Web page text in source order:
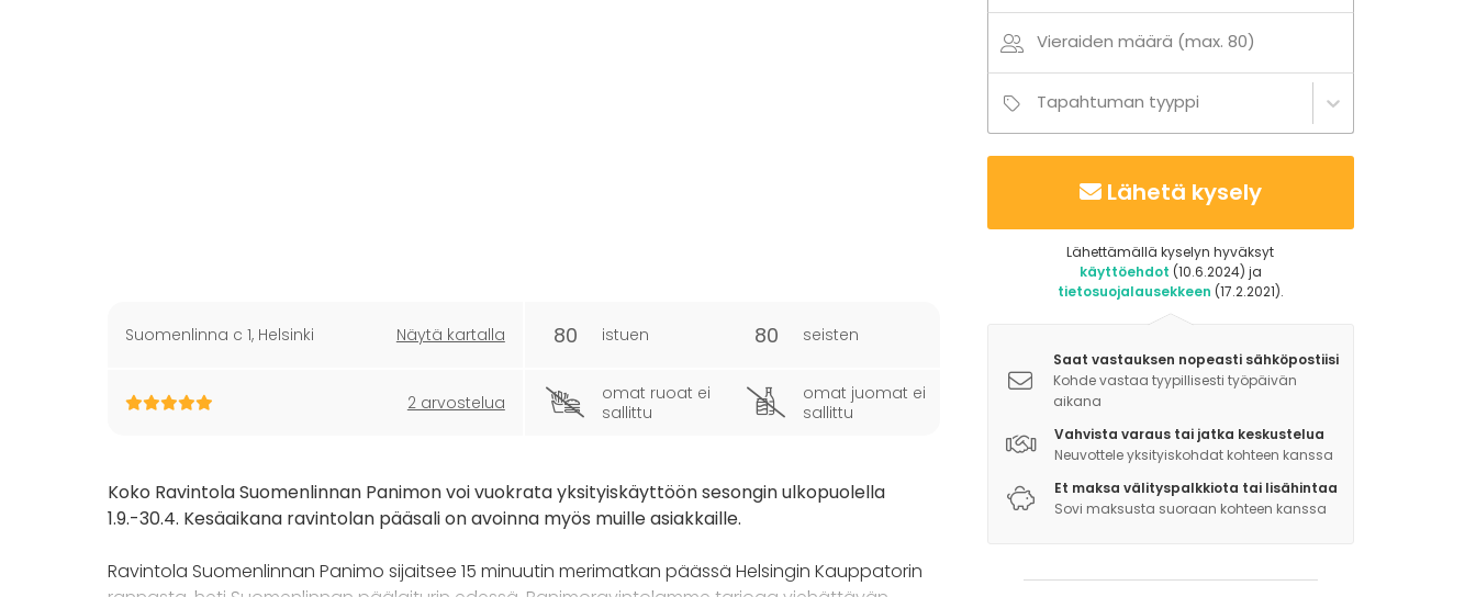
Suomenlinna c 1, Helsinki Näytä kartalla
2 arvostelua
80 istuen 80 seisten
omat ruoat ei
sallittu
omat juomat ei
sallittu
Koko Ravintola Suomenlinnan Panimon voi vuokrata yksityiskäyttöön sesongin ulkopuolella
1.9.-30.4. Kesäaikana ravintolan pääsali on avoinna myös muille asiakkaille.
Ravintola Suomenlinnan Panimo sijaitsee 15 minuutin merimatkan päässä Helsingin Kauppatorin
Vieraiden määrä (max. 80)
Tapahtuman tyyppi
Lähetä kysely
Lähettämällä kyselyn hyväksyt
käyttöehdot (10.6.2024) ja
tietosuojalausekkeen (17.2.2021).
Saat vastauksen nopeasti sähköpostiisi
Kohde vastaa tyypillisesti työpäivän
aikana
Vahvista varaus tai jatka keskustelua
Neuvottele yksityiskohdat kohteen kanssa
Et maksa välityspalkkiota tai lisähintaa
Sovi maksusta suoraan kohteen kanssa